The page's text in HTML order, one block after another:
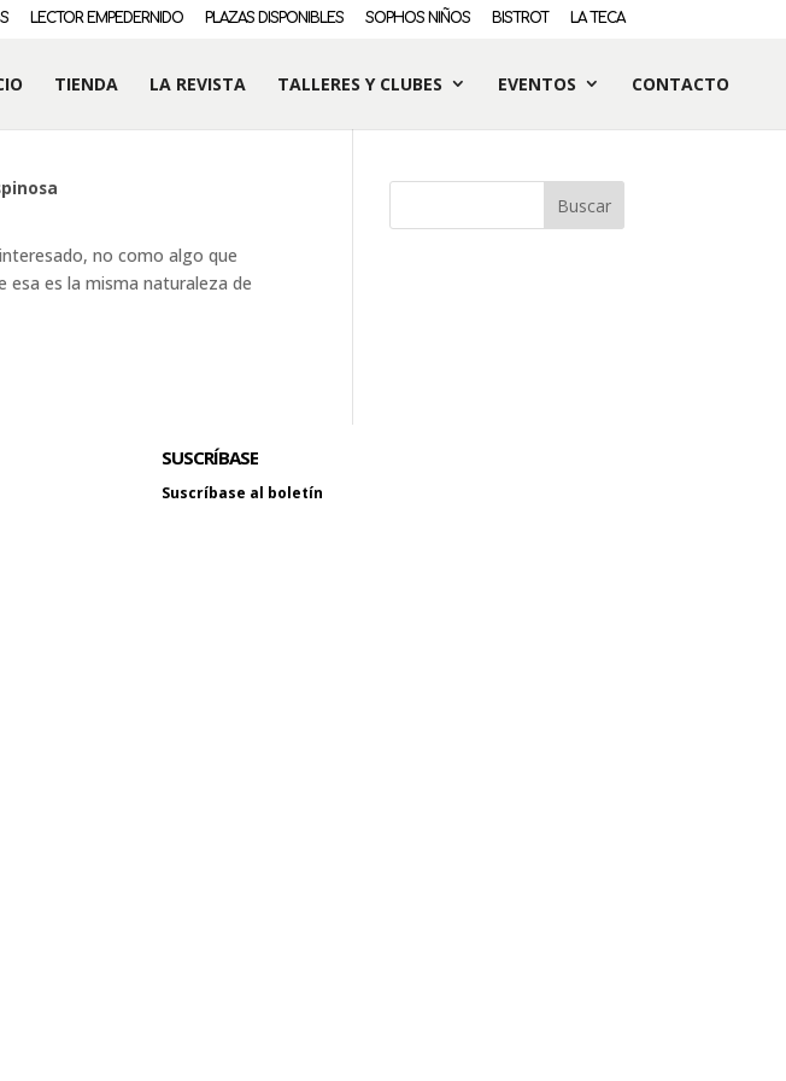
LECTOR EMPEDERNIDO PLAZAS DISPONIBLES SOPHOS NIÑOS BISTROT LA TECA
TIENDA LA REVISTA TALLERES Y CLUBES EVENTOS CONTACTO
no como algo que
esa es la misma naturaleza de
SUSCRÍBASE
Suscríbase al boletín